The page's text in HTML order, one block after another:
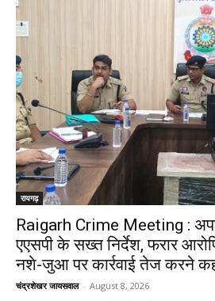
रायगढ़
Raigarh Crime Meeting :
एएसपी के सख्त निर्देश, फरार
नशे-जुआ पर कार्रवाई तेज करने
चंद्रशेखर जायसवाल - August 8, 2026